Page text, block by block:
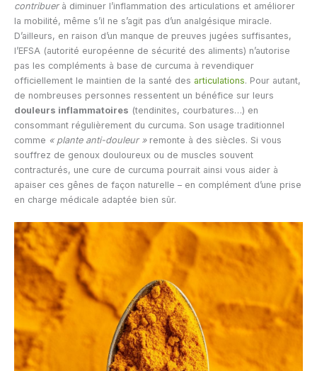
contribuerà diminuer l’inflammation des articulations et améliorer
la mobilité, même s’il ne s’agit pas d’un analgésique miracle.
D’ailleurs, en raison d’un manque de preuves jugées suffisantes,
l’EFSA (autorité européenne de sécurité des aliments) n’autorise
pas les compléments à base de curcuma à revendiquer
officiellement le maintien de la santé des articulations. Pour autant,
de nombreuses personnes ressentent un bénéfice sur leurs
douleurs inflammatoires (tendinites, courbatures…) en
consommant régulièrement du curcuma. Son usage traditionnel
comme « plante anti-douleur »remonte à des siècles. Si vous
souffrez de genoux douloureux ou de muscles souvent
contracturés, une cure de curcuma pourrait ainsi vous aider à
apaiser ces gênes de façon naturelle – en complément d’une prise
en charge médicale adaptée bien sûr.